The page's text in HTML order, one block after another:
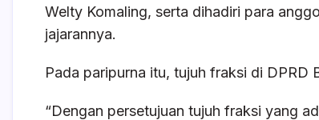
o
o
k
p
p
s
Welty Komaling, serta dihadiri para
jajarannya.
Pada paripurna itu, tujuh fraksi di DPRD
“Dengan persetujuan tujuh fraksi yang